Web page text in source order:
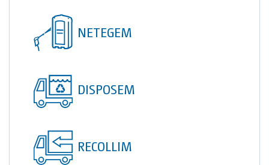
SANI TOI®
TOI® HEATER
TOI® SHOWER
TOI® SHOWER EMERGE
NETEGEM
DISPOSEM
RECOLLIM